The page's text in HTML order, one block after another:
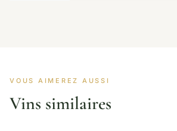
VOUS AIMEREZ AUSSI
Vins similaires